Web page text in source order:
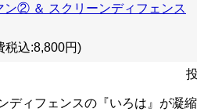
ン② ＆ スクリーンディフェンス
税込:8,800円)
ディフェンスの『いろは』が凝